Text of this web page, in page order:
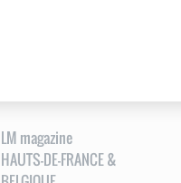
LM magazine
HAUTS-DE-FRANCE &